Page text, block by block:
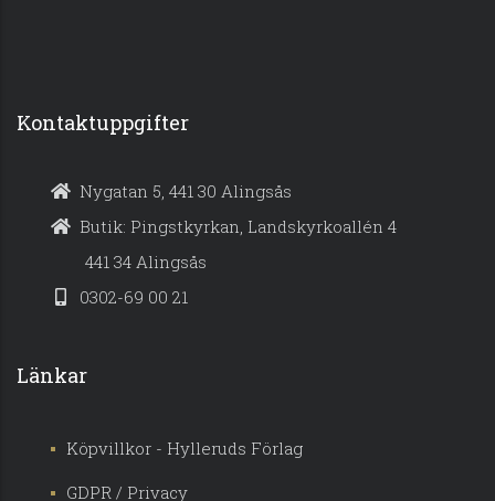
Kontaktuppgifter
Nygatan 5, 441 30 Alingsås
Butik: Pingstkyrkan, Landskyrkoallén 4
441 34 Alingsås
0302-69 00 21
Länkar
Köpvillkor - Hylleruds Förlag
GDPR / Privacy